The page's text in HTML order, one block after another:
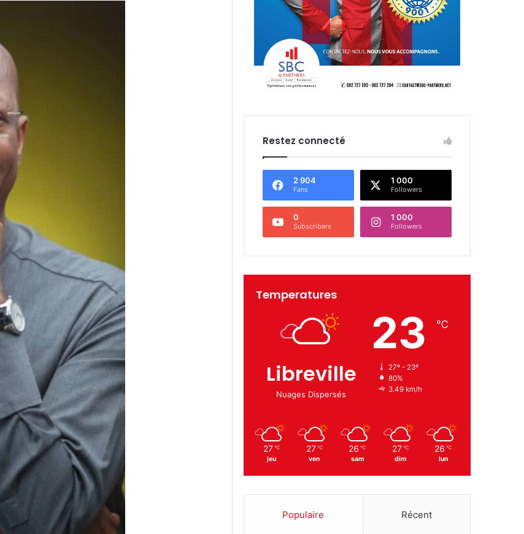
Restez connecté
2 904
Fans
1 000
Followers
0
Subscribers
1 000
Followers
Temperatures
Libreville
Nuages Dispersés
23 ℃
27º - 23º
80%
3.49 km/h
27 ℃
jeu
27 ℃
ven
26 ℃
sam
27 ℃
dim
26 ℃
lun
Populaire Récent